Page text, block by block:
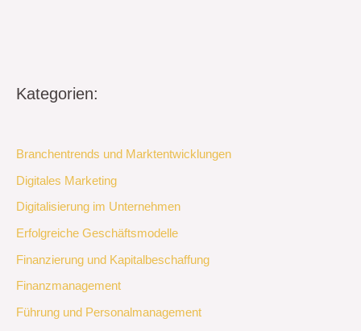
Kategorien:
Branchentrends und Marktentwicklungen
Digitales Marketing
Digitalisierung im Unternehmen
Erfolgreiche Geschäftsmodelle
Finanzierung und Kapitalbeschaffung
Finanzmanagement
Führung und Personalmanagement